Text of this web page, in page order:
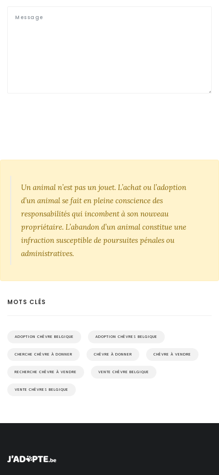
Un animal n’est pas un jouet. L’achat ou l’adoption
d’un animal se fait en pleine conscience des
responsabilités qui incombent à son nouveau
propriétaire. L’abandon d’un animal constitue une
infraction susceptible de poursuites pénales ou
administratives.
MOTS CLÉS
ADOPTION CHÈVRE BELGIQUE ADOPTION CHÈVRES BELGIQUE
CHERCHE CHÈVRE À DONNER CHÈVRE À DONNER CHÈVRE À VENDRE
RECHERCHE CHÈVRE À VENDRE VENTE CHÈVRE BELGIQUE
VENTE CHÈVRES BELGIQUE